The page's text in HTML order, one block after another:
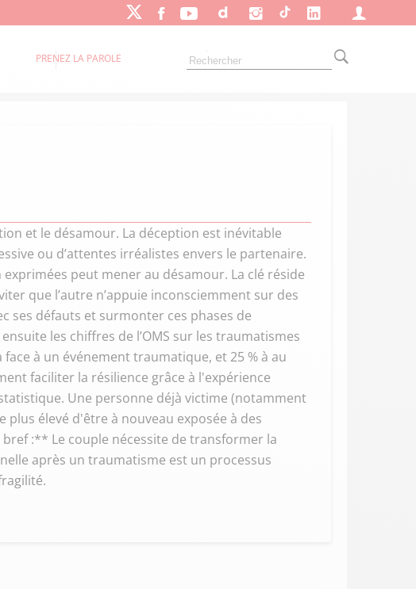
PRENEZ LA PAROLE
et le désamour. La déception est inévitable
ou d’attentes irréalistes envers le partenaire.
peut mener au désamour. La clé réside
que l’autre n’appuie inconsciemment sur des
ses défauts et surmonter ces phases de
les chiffres de l’OMS sur les traumatismes
à un événement traumatique, et 25 % à au
faciliter la résilience grâce à l'expérience
Une personne déjà victime (notamment
élevé d'être à nouveau exposée à des
:** Le couple nécessite de transformer la
après un traumatisme est un processus